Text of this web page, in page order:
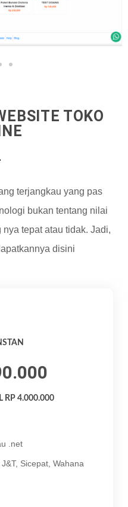
TOKO
terjangkau yang pas
bukan tentang nilai
tepat atau tidak. Jadi,
disini
RP 4.000.000
.net
Sicepat, Wahana